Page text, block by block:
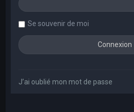
Se souvenir de moi
J’ai oublié mon mot de passe